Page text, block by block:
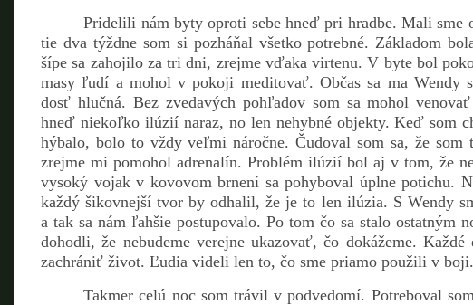
Pridelili nám byty oproti sebe hneď pri hradbe. Mali sme
tie dva týždne som si pozháňal všetko potrebné. Základom
šípe sa zahojilo za tri dni, zrejme vďaka virtenu. V byte bol
masy ľudí a mohol v pokoji meditovať. Občas sa ma Wendy
dosť hlučná. Bez zvedavých pohľadov som sa mohol
hneď niekoľko ilúzií naraz, no len nehybné objekty. Keď som
hýbalo, bolo to vždy veľmi náročne. Čudoval som sa, že
zrejme mi pomohol adrenalín. Problém ilúzií bol aj v tom, že
vysoký vojak v kovovom brnení sa pohyboval úplne potichu.
každý šikovnejší tvor by odhalil, že je to len ilúzia. S Wendy
a tak sa nám ľahšie postupovalo. Po tom čo sa stalo ostatným
dohodli, že nebudeme verejne ukazovať, čo dokážeme.
zachrániť život. Ľudia videli len to, čo sme priamo použili v boji.
Takmer celú noc som trávil v podvedomí. Potreboval